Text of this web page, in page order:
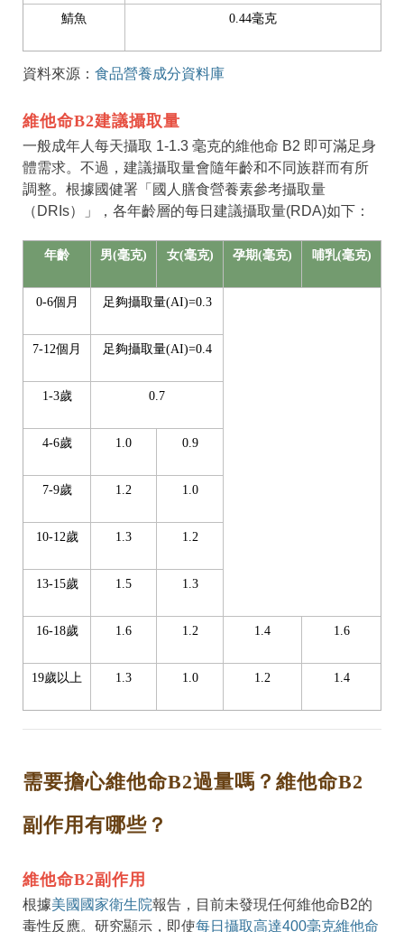
鯖魚 0.44毫克
資料來源： 食品營養成分資料庫
維他命B2建議攝取量
一般成年人每天攝取 1-1.3 毫克的維他命 B2 即可滿足身
體需求。不過，建議攝取量會隨年齡和不同族群而有所
調整。根據國健署「國人膳食營養素參考攝取量
（DRIs）」，各年齡層的每日建議攝取量(RDA)如下：
年齡 男(毫克) 女(毫克) 孕期(毫克) 哺乳(毫克)
0-6個月 足夠攝取量(AI)=0.3
7-12個月 足夠攝取量(AI)=0.4
1-3歲 0.7
4-6歲 1.0 0.9
7-9歲 1.2 1.0
10-12歲 1.3 1.2
13-15歲 1.5 1.3
16-18歲 1.6 1.2 1.4 1.6
19歲以上 1.3 1.0 1.2 1.4
需要擔心維他命B2過量嗎？維他命B2
副作用有哪些？
維他命B2副作用
根據美國國家衛生院報告，目前未發現任何維他命B2的
毒性反應。研究顯示，即使每日攝取高達400毫克維他命